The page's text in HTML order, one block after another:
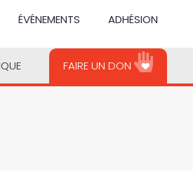
ÉVÉNEMENTS ADHÉSION
FAIRE UN DON